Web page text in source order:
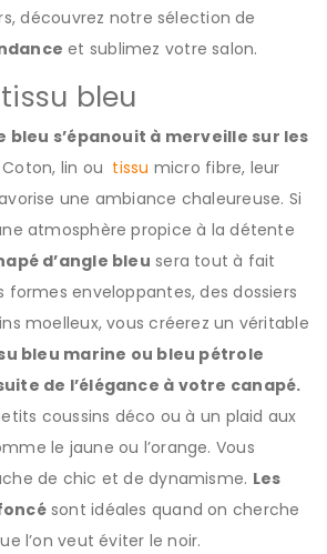
découvrez notre sélection de
et sublimez votre salon.
bleu
bleu s’épanouit à merveille sur les
Coton, lin ou tissu micro fibre, leur
une ambiance chaleureuse. Si
atmosphère propice à la détente
d’angle bleu sera tout à fait
formes enveloppantes, des dossiers
moelleux, vous créerez un véritable
bleu marine ou bleu pétrole
de l’élégance à votre canapé.
coussins déco ou à un plaid aux
le jaune ou l’orange. Vous
de chic et de dynamisme. Les
sont idéales quand on cherche
l’on veut éviter le noir.